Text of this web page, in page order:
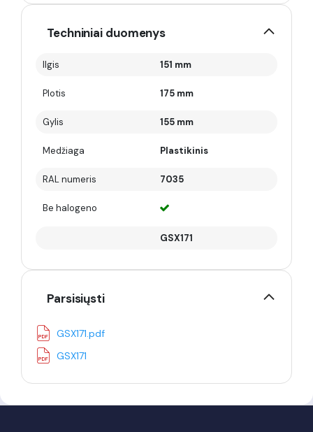
Techniniai duomenys
Ilgis 151 mm
Plotis 175 mm
Gylis 155 mm
Medžiaga Plastikinis
RAL numeris 7035
Be halogeno
GSX171
Parsisiųsti
GSX171.pdf
GSX171